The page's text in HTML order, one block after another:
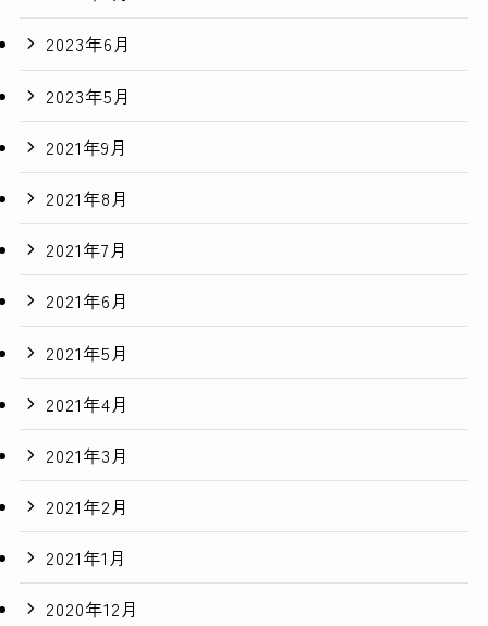
2023年6月
2023年5月
2021年9月
2021年8月
2021年7月
2021年6月
2021年5月
2021年4月
2021年3月
2021年2月
2021年1月
2020年12月